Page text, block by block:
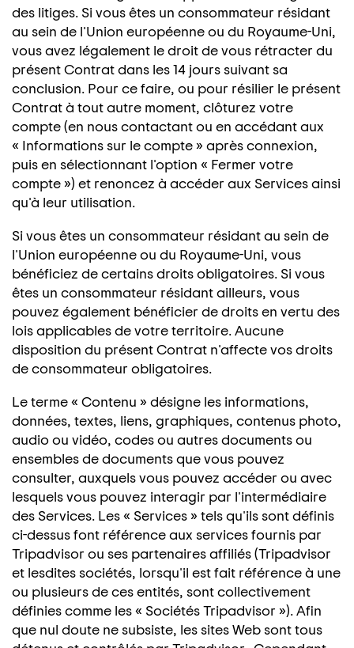
des litiges. Si vous êtes un consommateur résidant
au sein de l'Union européenne ou du Royaume-Uni,
vous avez légalement le droit de vous rétracter du
présent Contrat dans les 14 jours suivant sa
conclusion. Pour ce faire, ou pour résilier le présent
Contrat à tout autre moment, clôturez votre
compte (en nous contactant ou en accédant aux
« Informations sur le compte » après connexion,
puis en sélectionnant l'option « Fermer votre
compte ») et renoncez à accéder aux Services ainsi
qu'à leur utilisation.
Si vous êtes un consommateur résidant au sein de
l'Union européenne ou du Royaume-Uni, vous
bénéficiez de certains droits obligatoires. Si vous
êtes un consommateur résidant ailleurs, vous
pouvez également bénéficier de droits en vertu des
lois applicables de votre territoire. Aucune
disposition du présent Contrat n'affecte vos droits
de consommateur obligatoires.
Le terme « Contenu » désigne les informations,
données, textes, liens, graphiques, contenus photo,
audio ou vidéo, codes ou autres documents ou
ensembles de documents que vous pouvez
consulter, auxquels vous pouvez accéder ou avec
lesquels vous pouvez interagir par l'intermédiaire
des Services. Les « Services » tels qu'ils sont définis
ci-dessus font référence aux services fournis par
Tripadvisor ou ses partenaires affiliés (Tripadvisor
et lesdites sociétés, lorsqu'il est fait référence à une
ou plusieurs de ces entités, sont collectivement
définies comme les « Sociétés Tripadvisor »). Afin
que nul doute ne subsiste, les sites Web sont tous